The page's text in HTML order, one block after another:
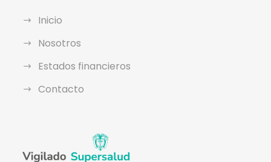
Inicio
Nosotros
Estados financieros
Contacto